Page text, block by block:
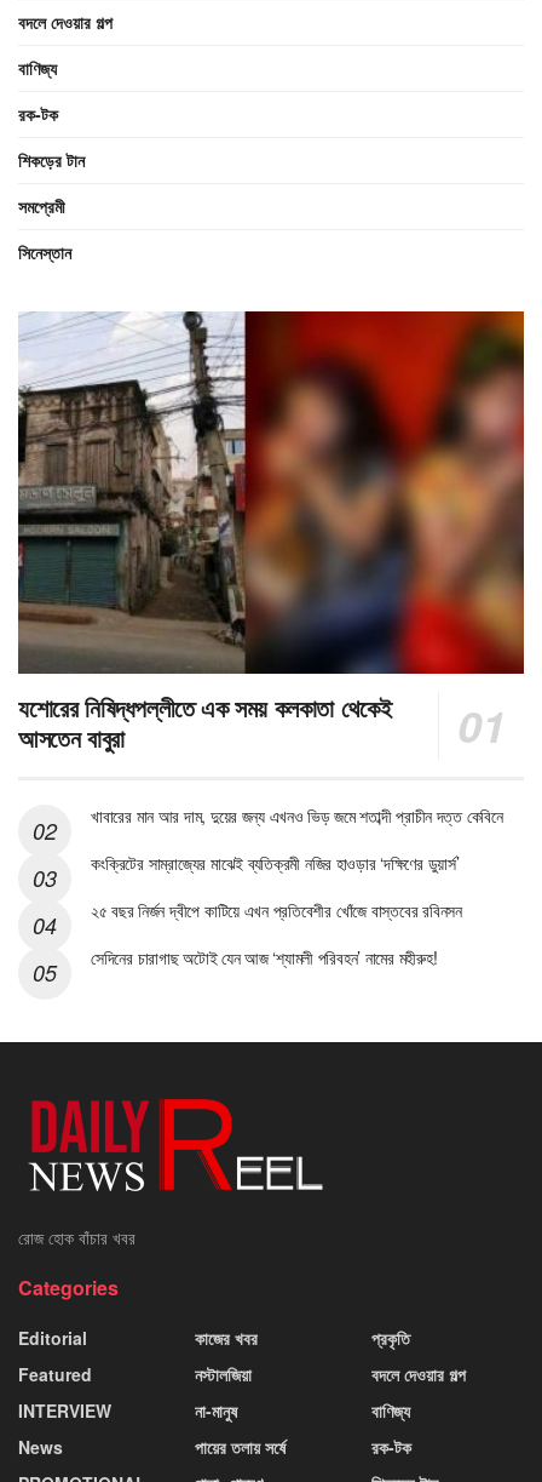
বদলে দেওয়ার গল্প
বাণিজ্য
রক-টক
শিকড়ের টান
সমপ্রেমী
সিনেস্তান
যশোরের নিষিদ্ধপল্লীতে এক সময় কলকাতা থেকেই
আসতেন বাবুরা
খাবারের মান আর দাম, দুয়ের জন্য এখনও ভিড় জমে শতাব্দী প্রাচীন দত্ত কেবিনে
কংক্রিটের সাম্রাজ্যের মাঝেই ব্যতিক্রমী নজির হাওড়ার ‘দক্ষিণের ডুয়ার্স’
২৫ বছর নির্জন দ্বীপে কাটিয়ে এখন প্রতিবেশীর খোঁজে বাস্তবের রবিনসন
সেদিনের চারাগাছ অটোই যেন আজ ‘শ্যামলী পরিবহন’ নামের মহীরুহ!
রোজ হোক বাঁচার খবর
Categories
Editorial
Featured
INTERVIEW
News
কাজের খবর
নস্টালজিয়া
না-মানুষ
পায়ের তলায় সর্ষে
প্রকৃতি
বদলে দেওয়ার গল্প
বাণিজ্য
রক-টক